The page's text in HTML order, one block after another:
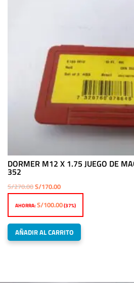
DORMER M12 X 1.75 JUEGO DE
352
S/270.00El
era:
S/270.00.
S/170.00El
es:
S/170.00.
AHORRA:S/100.00(37%)
AÑADIR AL CARRITO